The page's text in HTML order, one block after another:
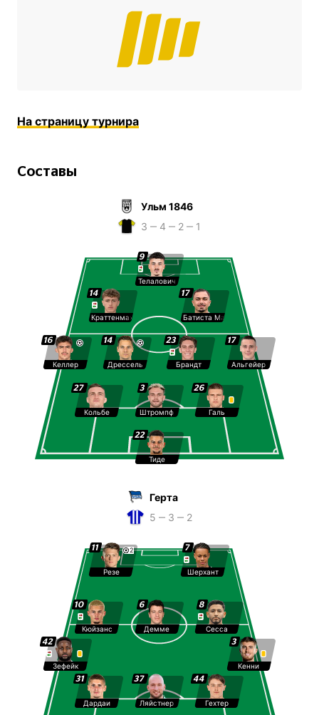
На страницу турнира
Составы
Ульм 1846
3 ‒ 4 ‒ 2 ‒ 1
27
Кольбе
14
Дрессель
17
Альгейер
3
Штромпф
23
Брандт
17
Батиста Майер
22
Тиде
26
Галь
9
Телалович
16
Келлер
14
Краттенмахер
Герта
5 ‒ 3 ‒ 2
37
Ляйстнер
42
Зефейк
31
Дардаи
11
Резе
2
6
Демме
3
Кенни
10
Кюйзанс
44
Гехтер
7
Шерхант
8
Сесса